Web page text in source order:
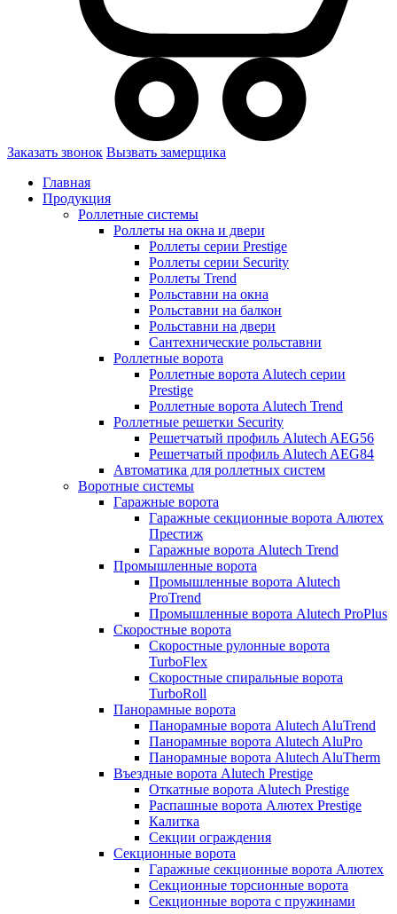
Заказать звонок Вызвать замерщика
Главная
Продукция
Роллетные системы
Роллеты на окна и двери
Роллеты серии Prestige
Роллеты серии Security
Роллеты Trend
Рольставни на окна
Рольставни на балкон
Рольставни на двери
Сантехнические рольставни
Роллетные ворота
Роллетные ворота Alutech серии
Prestige
Роллетные ворота Alutech Trend
Роллетные решетки Security
Решетчатый профиль Alutech AEG56
Решетчатый профиль Alutech AEG84
Автоматика для роллетных систем
Воротные системы
Гаражные ворота
Гаражные секционные ворота Алютех
Престиж
Гаражные ворота Alutech Trend
Промышленные ворота
Промышленные ворота Alutech
ProTrend
Промышленные ворота Alutech ProPlus
Скоростные ворота
Скоростные рулонные ворота
TurboFlex
Скоростные спиральные ворота
TurboRoll
Панорамные ворота
Панорамные ворота Alutech AluTrend
Панорамные ворота Alutech AluPro
Панорамные ворота Alutech AluTherm
Въездные ворота Alutech Prestige
Откатные ворота Alutech Prestige
Распашные ворота Алютех Prestige
Калитка
Секции ограждения
Секционные ворота
Гаражные секционные ворота Алютех
Секционные торсионные ворота
Секционные ворота с пружинами